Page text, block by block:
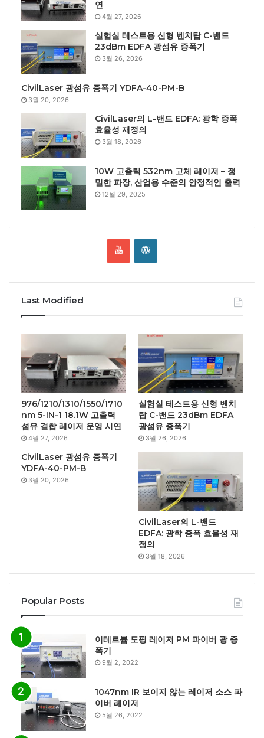
연
4월 27, 2026
실험실 테스트용 신형 벤치탑 C-밴드
23dBm EDFA 광섬유 증폭기
3월 26, 2026
CivilLaser 광섬유 증폭기 YDFA-40-PM-B
3월 20, 2026
CivilLaser의 L-밴드 EDFA: 광학 증폭
효율성 재정의
3월 18, 2026
10W 고출력 532nm 고체 레이저 – 정
밀한 파장, 산업용 수준의 안정적인 출력
12월 29, 2025
Last Modified
976/1210/1310/1550/1710
nm 5-IN-1 18.1W 고출력
섬유 결합 레이저 운영 시연
4월 27, 2026
실험실 테스트용 신형 벤치
탑 C-밴드 23dBm EDFA
광섬유 증폭기
3월 26, 2026
CivilLaser 광섬유 증폭기
YDFA-40-PM-B
3월 20, 2026
CivilLaser의 L-밴드
EDFA: 광학 증폭 효율성 재
정의
3월 18, 2026
Popular Posts
이테르븀 도핑 레이저 PM 파이버 광 증
폭기
9월 2, 2022
1047nm IR 보이지 않는 레이저 소스 파
이버 레이저
5월 26, 2022